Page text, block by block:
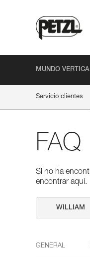
MUNDO
Servicio clientes
FAQ
Si no ha
encontrar aquí.
GENERAL